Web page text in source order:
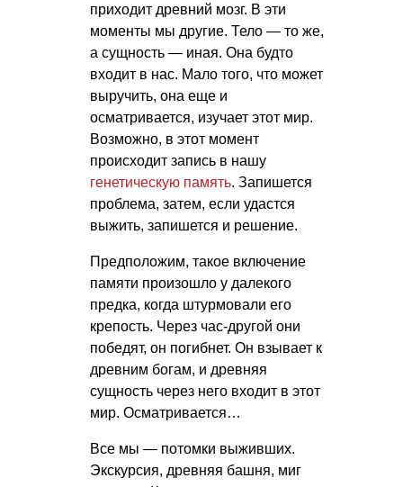
приходит древний мозг. В эти
моменты мы другие. Тело — то же,
а сущность — иная. Она будто
входит в нас. Мало того, что может
выручить, она еще и
осматривается, изучает этот мир.
Возможно, в этот момент
происходит запись в нашу
генетическую память. Запишется
проблема, затем, если удастся
выжить, запишется и решение.
Предположим, такое включение
памяти произошло у далекого
предка, когда штурмовали его
крепость. Через час-другой они
победят, он погибнет. Он взывает к
древним богам, и древняя
сущность через него входит в этот
мир. Осматривается…
Все мы — потомки выживших.
Экскурсия, древняя башня, миг